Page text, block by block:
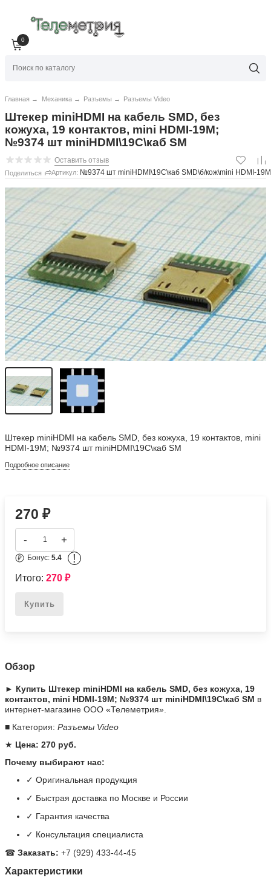
0
Главная → Механика → Разъемы → Разъемы Video
Штекер miniHDMI на кабель SMD, без
кожуха, 19 контактов, mini HDMI-19M;
№9374 шт miniHDMI\19C\каб SM
Оставить отзыв
Поделиться Артикул: №9374 шт miniHDMI\19C\каб SMD\б/кож\mini HDMI-
Штекер miniHDMI на кабель SMD, без кожуха, 19 контактов, mini
HDMI-19M; №9374 шт miniHDMI\19C\каб SM
Подробное описание
270₽
- +
Бонус:5.4 !
Итого:270₽
Купить
Обзор
► Купить Штекер miniHDMI на кабель SMD, без кожуха, 19
контактов, mini HDMI-19M; №9374 шт miniHDMI\19C\каб SM в
интернет-магазине ООО «Телеметрия».
■ Категория:Разъемы Video
★ Цена: 270 руб.
Почему выбирают нас:
✓ Оригинальная продукция
✓ Быстрая доставка по Москве и России
✓ Гарантия качества
✓ Консультация специалиста
☎Заказать: +7 (929) 433-44-45
Характеристики